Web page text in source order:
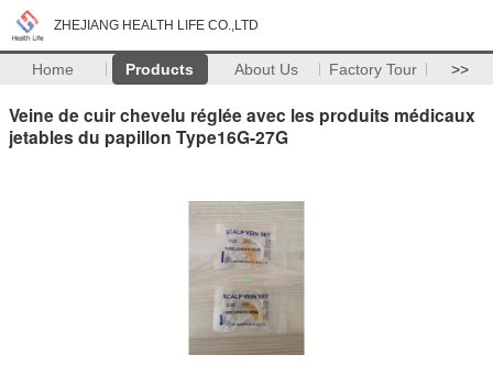
ZHEJIANG HEALTH LIFE CO.,LTD
Home Products About Us Factory Tour >>
Veine de cuir chevelu réglée avec les produits médicaux
jetables du papillon Type16G-27G